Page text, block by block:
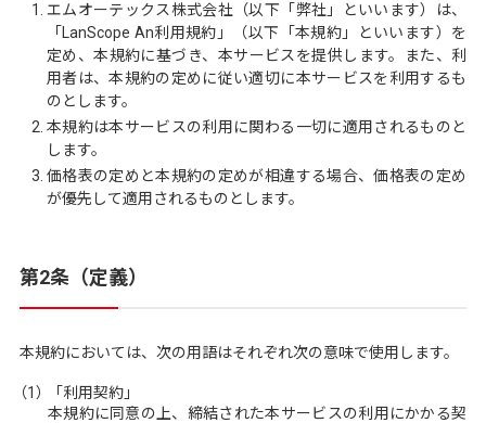
エムオーテックス株式会社（以下「弊社」といいます）は、
「LanScope An利用規約」（以下「本規約」といいます）を
定め、本規約に基づき、本サービスを提供します。また、利
用者は、本規約の定めに従い適切に本サービスを利用するも
のとします。
本規約は本サービスの利用に関わる一切に適用されるものと
します。
価格表の定めと本規約の定めが相違する場合、価格表の定め
が優先して適用されるものとします。
第2条（定義）
本規約においては、次の用語はそれぞれ次の意味で使用します。
（1）
「利用契約」
本規約に同意の上、締結された本サービスの利用にかかる契